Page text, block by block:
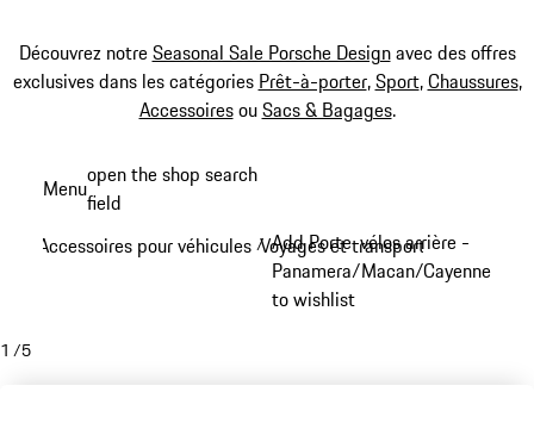
Découvrez notreSeasonal Sale Porsche Designavec des offres
exclusives dans les catégories Prêt-à-porter,Sport,Chaussures,
AccessoiresouSacs & Bagages.
principal
Menuopen the shop search
field
Accessoires pour véhicules /Voyages et transports/
Add Porte-vélos arrière -
Panamera/Macan/Cayenne
to wishlist
1 /5